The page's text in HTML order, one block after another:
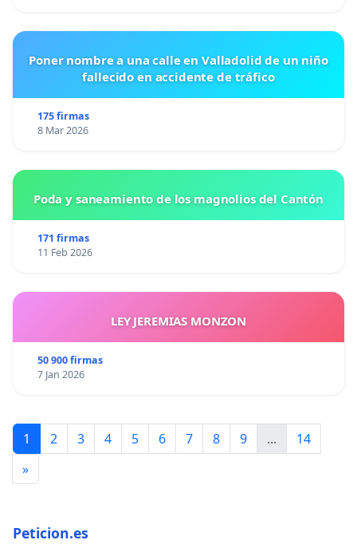
Poner nombre a una calle en Valladolid de un niño
fallecido en accidente de tráfico
175 firmas
8 Mar 2026
Poda y saneamiento de los magnolios del Cantón
171 firmas
11 Feb 2026
LEY JEREMIAS MONZON
50 900 firmas
7 Jan 2026
1 2 3 4 5 6 7 8 9 ...
14
»
Peticion.es